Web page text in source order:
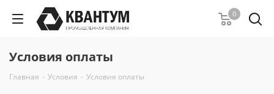
0
Условия оплаты
Главная - Условия - Условия оплаты